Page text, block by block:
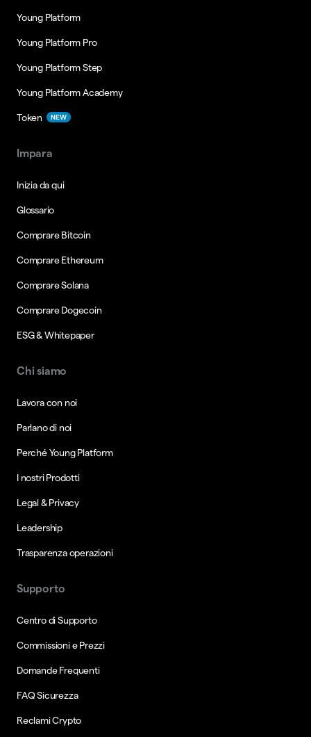
Young Platform
Young Platform Pro
Young Platform Step
Young Platform Academy
Token NEW
Impara
Inizia da qui
Glossario
Comprare Bitcoin
Comprare Ethereum
Comprare Solana
Comprare Dogecoin
ESG & Whitepaper
Chi siamo
Lavora con noi
Parlano di noi
Perché Young Platform
I nostri Prodotti
Legal & Privacy
Leadership
Trasparenza operazioni
Supporto
Centro di Supporto
Commissioni e Prezzi
Domande Frequenti
FAQ Sicurezza
Reclami Crypto